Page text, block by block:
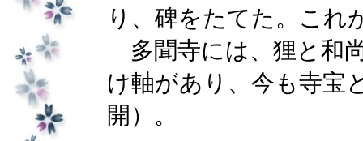
り、碑をたてた。これ
多聞寺には、狸と和
け軸があり、今も寺宝
開）。